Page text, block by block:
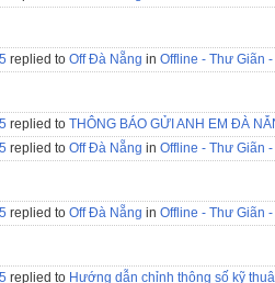
replied to Off Đà Nẵng in Offline - Thư Giãn
replied to THÔNG BÁO GỬI ANH EM ĐÀ
replied to Off Đà Nẵng in Offline - Thư Giãn
replied to Off Đà Nẵng in Offline - Thư Giãn
replied to Hướng dẫn chỉnh thông số kỹ